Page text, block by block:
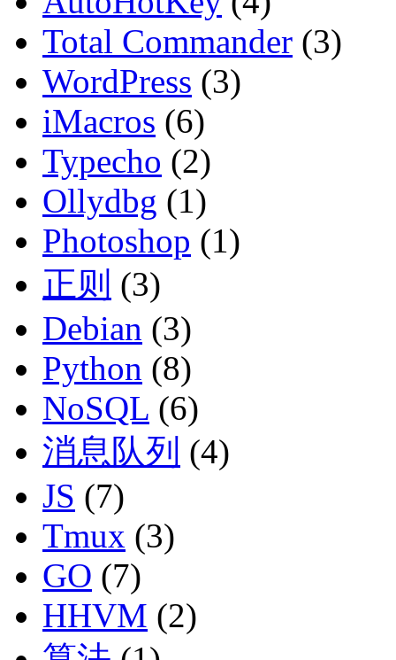
Total Commander (3)
WordPress (3)
iMacros (6)
Typecho (2)
Ollydbg (1)
Photoshop (1)
正则 (3)
Debian (3)
Python (8)
NoSQL (6)
消息队列 (4)
JS (7)
Tmux (3)
GO (7)
HHVM (2)